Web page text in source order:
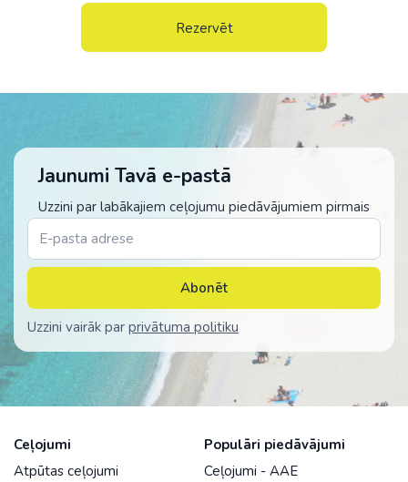
Rezervēt
Jaunumi Tavā e-pastā
Uzzini par labākajiem ceļojumu piedāvājumiem pirmais
Abonēt
Uzzini vairāk par privātuma politiku
Ceļojumi
Atpūtas ceļojumi
Populāri piedāvājumi
Ceļojumi - AAE